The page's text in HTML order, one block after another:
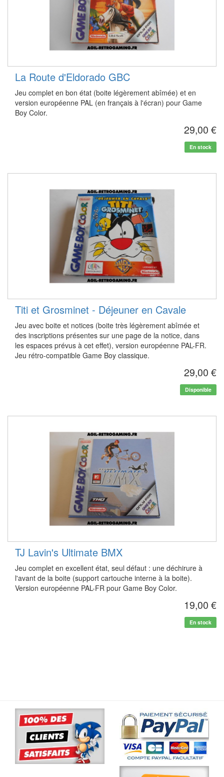
La Route d'Eldorado GBC
Jeu complet en bon état (boite légèrement abîmée) et en
version européenne PAL (en français à l'écran) pour Game
Boy Color.
29,00 €
En stock
Titi et Grosminet - Déjeuner en Cavale
Jeu avec boite et notices (boite très légèrement abîmée et
des inscriptions présentes sur une page de la notice, dans
les espaces prévus à cet effet), version européenne PAL-FR.
Jeu rétro-compatible Game Boy classique.
29,00 €
Disponible
TJ Lavin's Ultimate BMX
Jeu complet en excellent état, seul défaut : une déchirure à
l'avant de la boite (support cartouche interne à la boite).
Version européenne PAL-FR pour Game Boy Color.
19,00 €
En stock